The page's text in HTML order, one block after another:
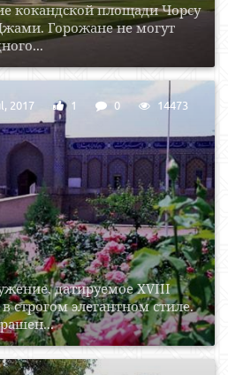
кокандской площади Чорсу
Горожане не могут
датируемое XVIII
строгом элегантном стиле.
2017 1 0 14473